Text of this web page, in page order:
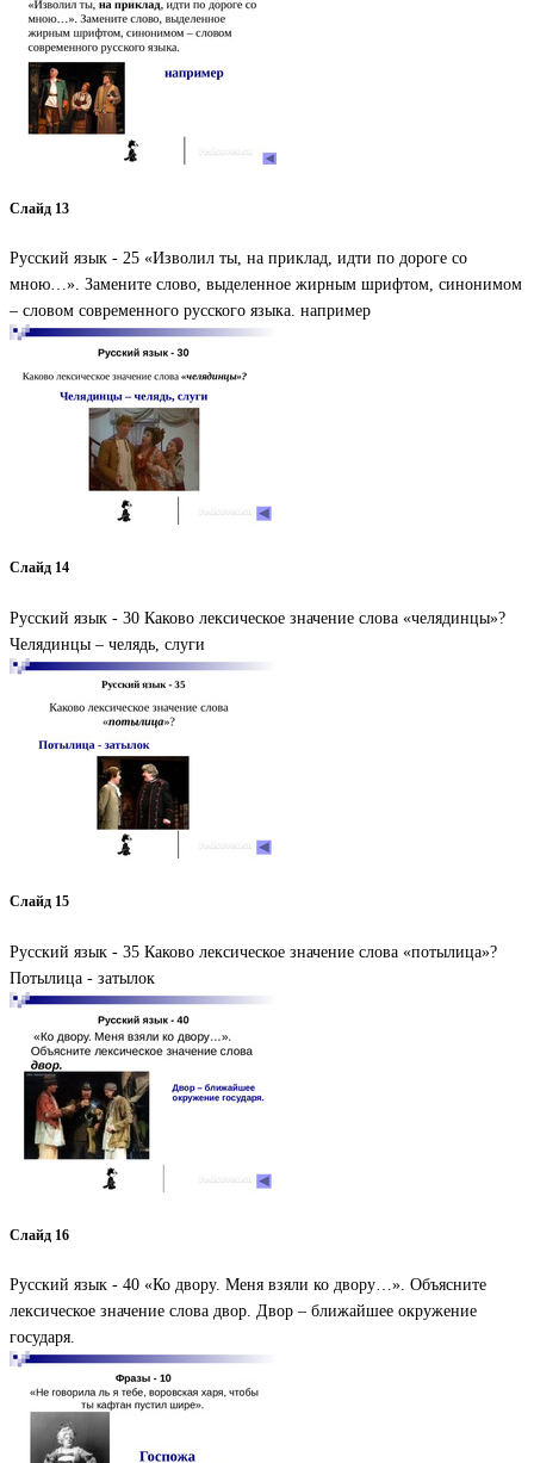
Слайд 13
Русский язык - 25 «Изволил ты, на приклад, идти по дороге со
мною…». Замените слово, выделенное жирным шрифтом, синонимом
– словом современного русского языка. например
Слайд 14
Русский язык - 30 Каково лексическое значение слова «челядинцы»?
Челядинцы – челядь, слуги
Слайд 15
Русский язык - 35 Каково лексическое значение слова «потылица»?
Потылица - затылок
Слайд 16
Русский язык - 40 «Ко двору. Меня взяли ко двору…». Объясните
лексическое значение слова двор. Двор – ближайшее окружение
государя.